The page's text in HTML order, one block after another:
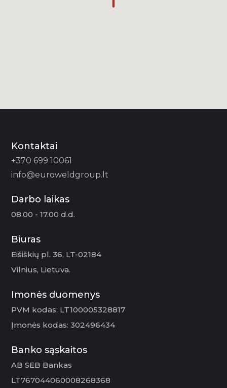
Kontaktai
+370 699 10061
info@euroweldgroup.lt
Darbo laikas
08.00 - 17.00 d.d.
Biuras
Eišiškių pl. 36, LT-02184
Vilnius, Lietuva.
Imonės duomenys
PVM kodas: LT100005328817
Įmonės kodas: 302496434
Banko sąskaitos
AB SEB Bankas
LT767044060008268368